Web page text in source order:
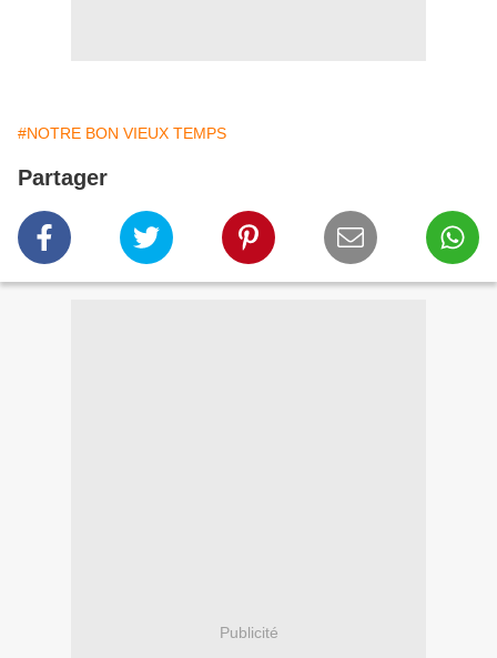
#NOTRE BON VIEUX TEMPS
Partager
Publicité